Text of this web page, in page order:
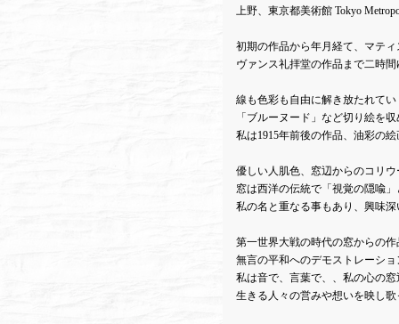
上野、東京都美術館 Tokyo
初期の作品から年月経て、マテ
ヴァンス礼拝堂の作品まで二時
線も色彩も自由に解き放たれてい
「ブルーヌード」など切り絵を
私は1915年前後の作品、油彩の
優しい人肌色、窓辺からのコリ
窓は西洋の伝統で「視覚の隠喩
私の名と重なる事もあり、興味
第一世界大戦の時代の窓からの作
無言の平和へのデモストレーシ
私は音で、言葉で、、私の心の
生きる人々の営みや想いを映し